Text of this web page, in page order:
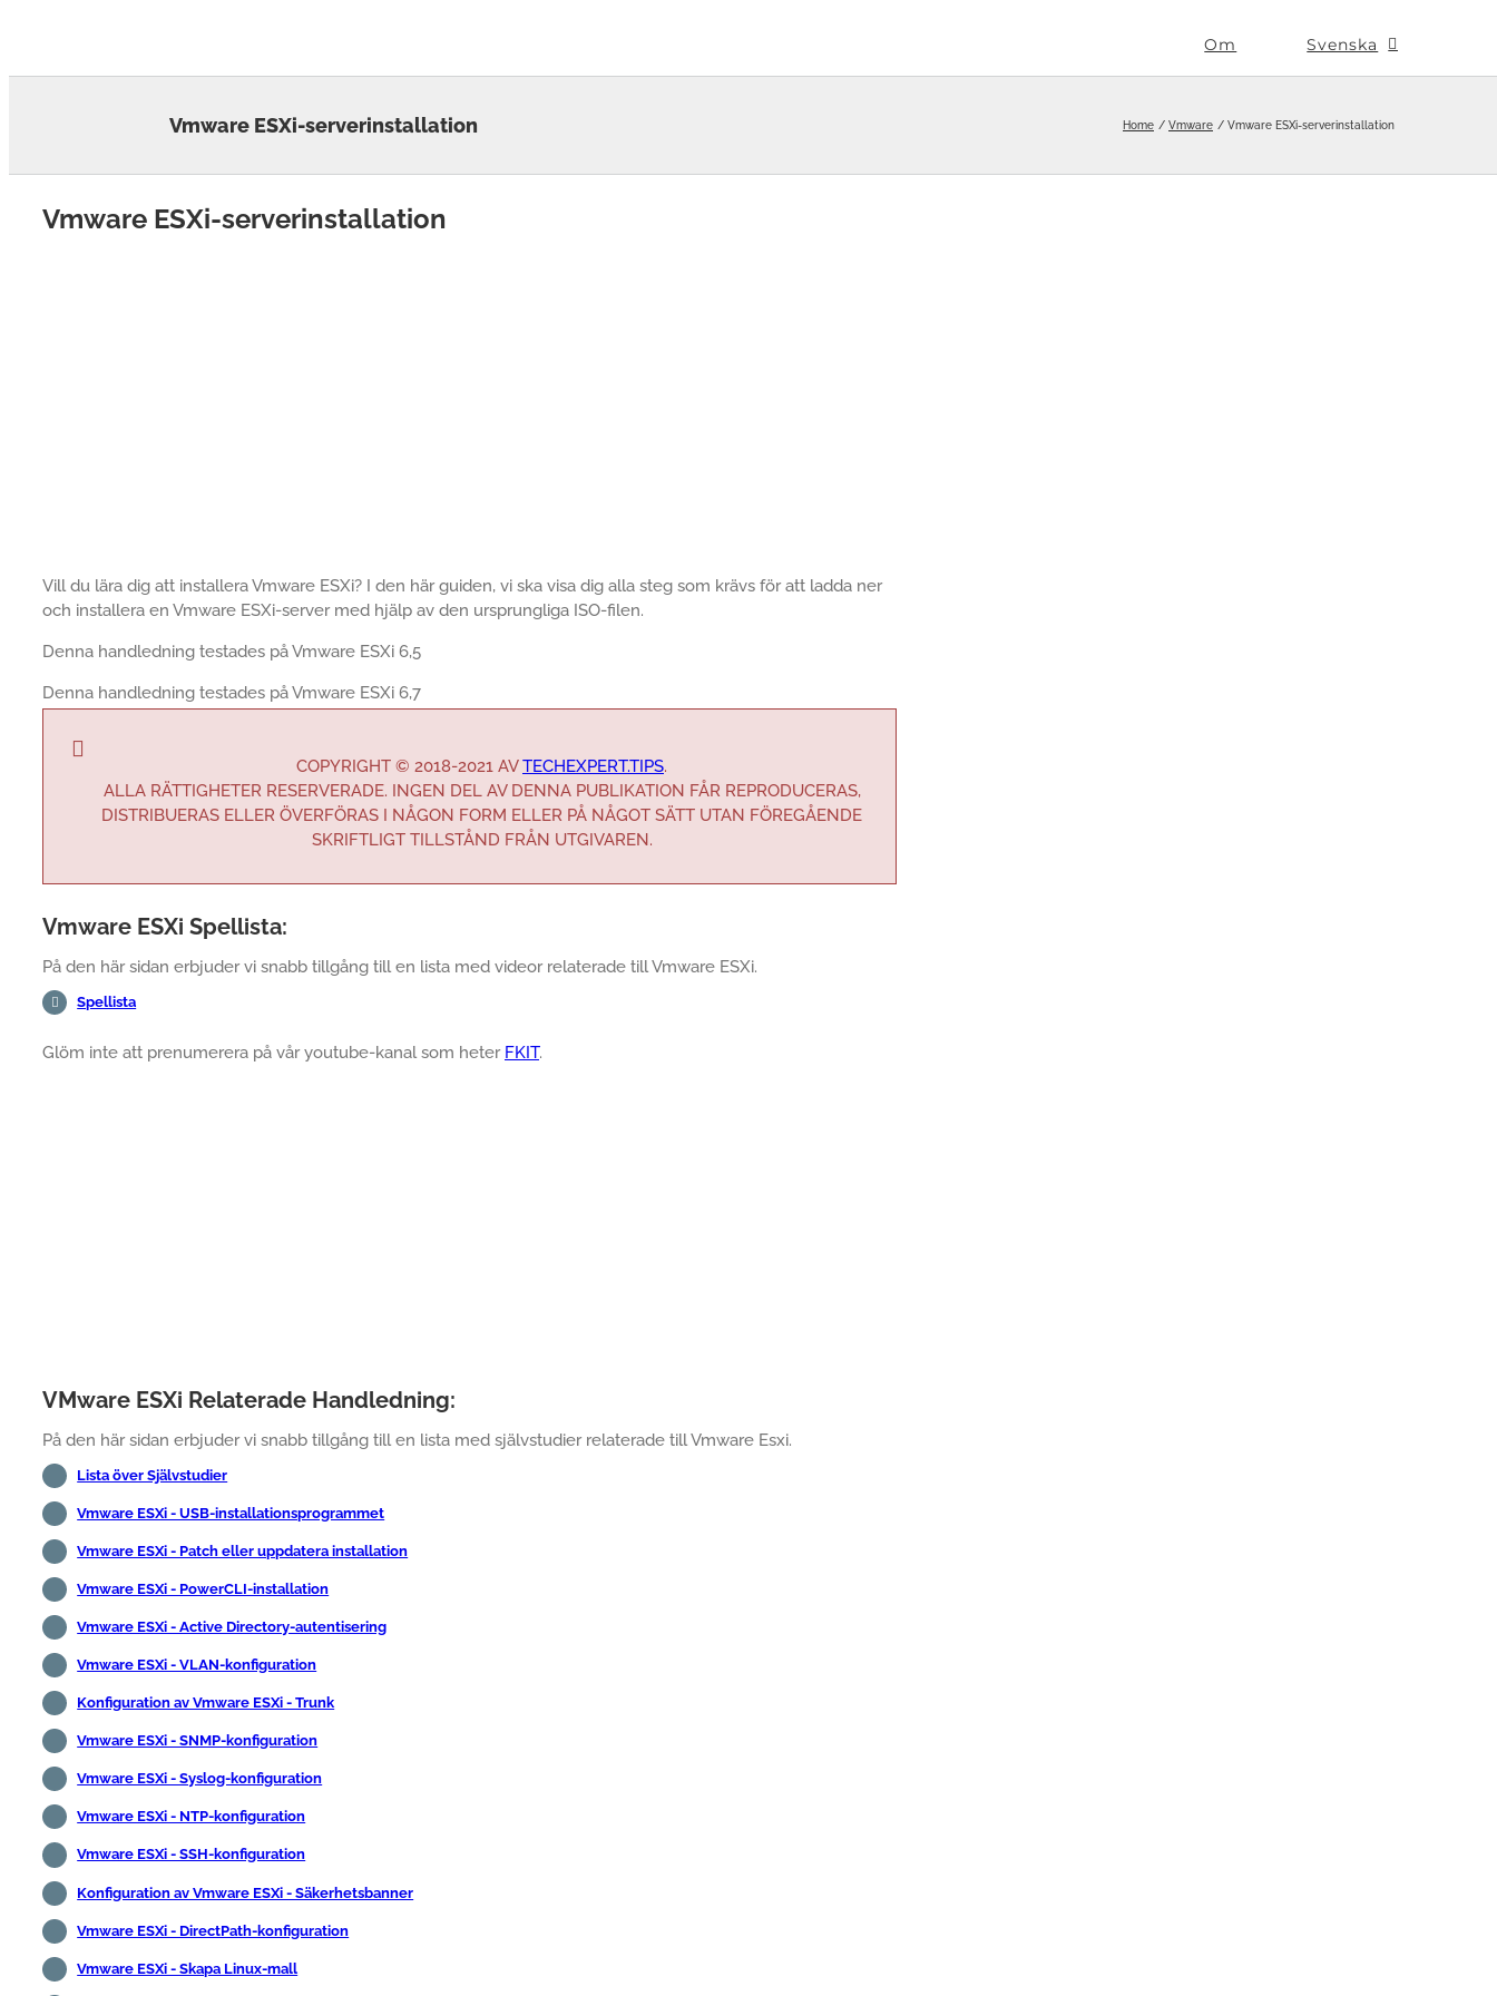
Om Svenska
Vmware ESXi-serverinstallation Home Vmware Vmware ESXi-serverinstallation
Vmware ESXi-serverinstallation
Vill du lära dig att installera Vmware ESXi? I den här guiden, vi ska visa dig alla steg som krävs för att ladda ner
och installera en Vmware ESXi-server med hjälp av den ursprungliga ISO-filen.
Denna handledning testades på Vmware ESXi 6,5
Denna handledning testades på Vmware ESXi 6,7
COPYRIGHT © 2018-2021 AVTECHEXPERT.TIPS.
ALLA RÄTTIGHETER RESERVERADE. INGEN DEL AV DENNA PUBLIKATION FÅR REPRODUCERAS,
DISTRIBUERAS ELLER ÖVERFÖRAS I NÅGON FORM ELLER PÅ NÅGOT SÄTT UTAN FÖREGÅENDE
SKRIFTLIGT TILLSTÅND FRÅN UTGIVAREN.
Vmware ESXi Spellista:
På den här sidan erbjuder vi snabb tillgång till en lista med videor relaterade till Vmware ESXi.
Spellista
Glöm inte att prenumerera på vår youtube-kanal som heter FKIT.
VMware ESXi Relaterade Handledning:
På den här sidan erbjuder vi snabb tillgång till en lista med självstudier relaterade till Vmware Esxi.
Lista över Självstudier
Vmware ESXi - USB-installationsprogrammet
Vmware ESXi - Patch eller uppdatera installation
Vmware ESXi - PowerCLI-installation
Vmware ESXi - Active Directory-autentisering
Vmware ESXi - VLAN-konfiguration
Konfiguration av Vmware ESXi - Trunk
Vmware ESXi - SNMP-konfiguration
Vmware ESXi - Syslog-konfiguration
Vmware ESXi - NTP-konfiguration
Vmware ESXi - SSH-konfiguration
Konfiguration av Vmware ESXi - Säkerhetsbanner
Vmware ESXi - DirectPath-konfiguration
Vmware ESXi - Skapa Linux-mall